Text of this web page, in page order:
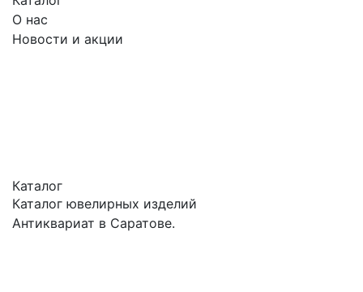
О нас
Новости и акции
Каталог
Каталог ювелирных изделий
Антиквариат в Саратове.